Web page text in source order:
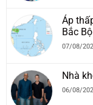
Áp
Bắc Bộ
07/08/
Nhà
06/08/